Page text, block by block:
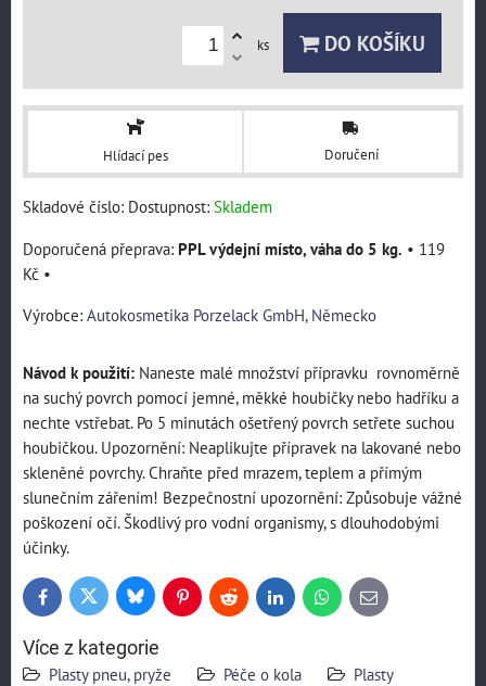
ks DO KOŠÍKU
Hlídací pes Doručení
Skladové číslo: Dostupnost: Skladem
PPL výdejní místo, váha do 5 kg. • 119
Kč •
Výrobce: Autokosmetika Porzelack GmbH, Německo
Návod k použití: Naneste malé množství přípravku rovnoměrně
na suchý povrch pomocí jemné, měkké houbičky nebo hadříku a
nechte vstřebat. Po 5 minutách ošetřený povrch setřete suchou
houbičkou. Upozornění: Neaplikujte přípravek na lakované nebo
skleněné povrchy. Chraňte před mrazem, teplem a přímým
slunečním zářením! Bezpečnostní upozornění: Způsobuje vážné
poškození očí. Škodlivý pro vodní organismy, s dlouhodobými
účinky.
FacebookTwitter BlueskyPinterestReddit LinkedInWhatsApp
E-
mail
Více z kategorie
Plasty pneu, pryže Péče o kola
Plasty